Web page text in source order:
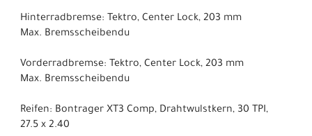
Hinterradbremse: Tektro, Center Lock, 203 mm
Max. Bremsscheibendu
Vorderradbremse: Tektro, Center Lock, 203 mm
Max. Bremsscheibendu
Reifen: Bontrager XT3 Comp, Drahtwulstkern, 30 TPI,
27.5 x 2.40